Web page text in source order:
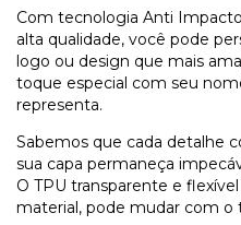
Com tecnologia Anti
alta qualidade, você pode
logo ou design que mais
toque especial com seu
representa.
Sabemos que cada detalhe
sua capa permaneça
O TPU transparente e
material, pode mudar com o